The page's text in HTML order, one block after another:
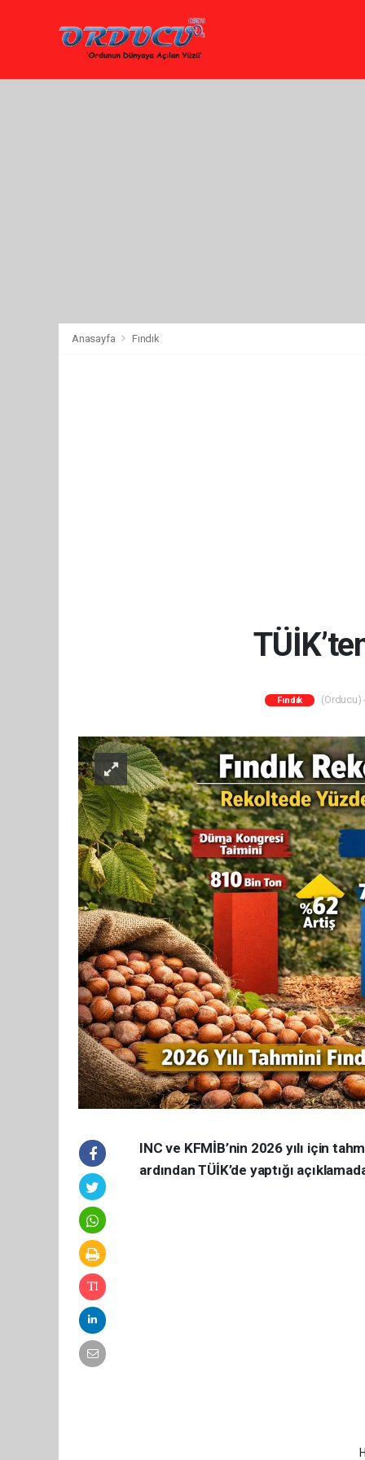
Anasayfa Fındık
Fındık (Orducu)
INC ve KFMİB’nin 2026 yılı için
ardından TÜİK’de yaptığı